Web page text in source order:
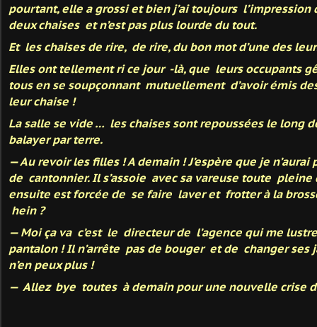
pourtant, elle a grossi et bien j’ai toujours l’impression
deux chaises et n’est pas plus lourde du tout.
Et les chaises de rire, de rire, du bon mot d’une des
Elles ont tellement ri ce jour -là, que leurs occupants
tous en se soupçonnant mutuellement d’avoir émis
leur chaise !
La salle se vide … les chaises sont repoussées le long
balayer par terre.
— Au revoir les filles ! A demain ! J’espère que je
de cantonnier. Il s’assoie avec sa vareuse toute
ensuite est forcée de se faire laver et frotter à la
hein ?
— Moi ça va c’est le directeur de l’agence qui me
pantalon ! Il n’arrête pas de bouger et de changer ses
n’en peux plus !
— Allez bye toutes à demain pour une nouvelle crise